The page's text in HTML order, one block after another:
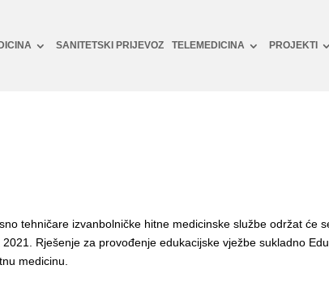
SANITETSKI PRIJEVOZ TELEMEDICINA PROJEKTI
tehničare izvanbolničke hitne medicinske službe održat će
Rješenje za provođenje edukacijske vježbe sukladno
medicinu.